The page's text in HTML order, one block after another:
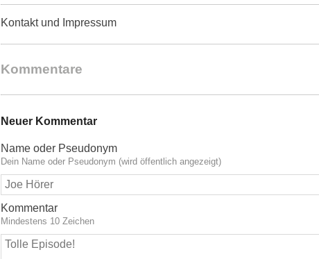
Kontakt und Impressum
Kommentare
Neuer Kommentar
Name oder Pseudonym
Dein Name oder Pseudonym (wird öffentlich angezeigt)
Kommentar
Mindestens 10 Zeichen